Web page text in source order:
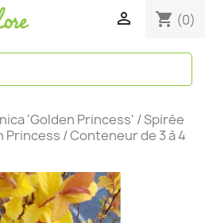
 shopping_cart (0)
'Golden Princess' / Spirée
Princess / Conteneur de 3 à 4